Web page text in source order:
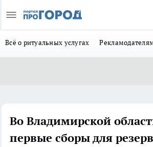
Всё о ритуальных услугах
Во Владимирской
первые сборы для